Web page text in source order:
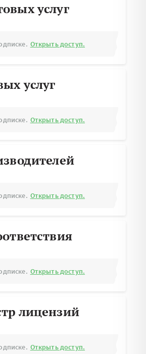
услуг
Открыть доступ.
услуг
Открыть доступ.
Открыть доступ.
Открыть доступ.
лицензий
Открыть доступ.